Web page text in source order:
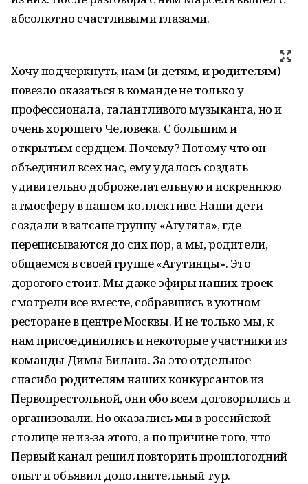
абсолютно счастливыми глазами.
Хочу подчеркнуть, нам (и детям, и родителям)
повезло оказаться в команде не только у
профессионала, талантливого музыканта, но и
очень хорошего Человека. С большим и
открытым сердцем. Почему? Потому что он
объединил всех нас, ему удалось создать
удивительно доброжелательную и искреннюю
атмосферу в нашем коллективе. Наши дети
создали в ватсапе группу «Агутята», где
переписываются до сих пор, а мы, родители,
общаемся в своей группе «Агутинцы». Это
дорогого стоит. Мы даже эфиры наших троек
смотрели все вместе, собравшись в уютном
ресторане в центре Москвы. И не только мы, к
нам присоединились и некоторые участники из
команды Димы Билана. За это отдельное
спасибо родителям наших конкурсантов из
Первопрестольной, они обо всем договорились и
организовали. Но оказались мы в российской
столице не из-за этого, а по причине того, что
Первый канал решил повторить прошлогодний
опыт и объявил дополнительный тур.